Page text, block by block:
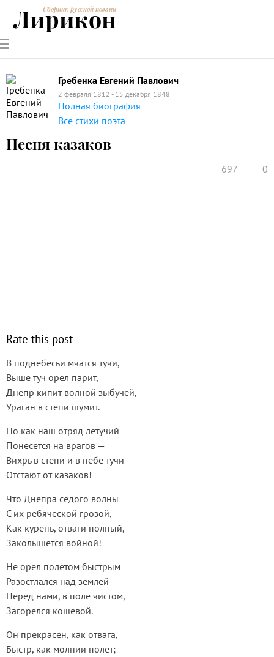
РУССКИЕ
ПОЭТЫ
СОВРЕМЕННИКИЭНЦИКЛОПЕДИЯ
ПОЭЗИИ
Сборник русской поэзии
Лирикон
Гребенка Евгений Павлович
2 февраля 1812 - 15 декабря 1848
Полная биография
Все стихи поэта
Песня казаков
697 0
Rate this post
В поднебесьи мчатся тучи,
Выше туч орел парит,
Днепр кипит волной зыбучей,
Ураган в степи шумит.
Но как наш отряд летучий
Понесется на врагов —
Вихрь в степи и в небе тучи
Отстают от казаков!
Что Днепра седого волны
С их ребяческой грозой,
Как курень, отваги полный,
Заколышется войной!
Не орел полетом быстрым
Разостлался над землей —
Перед нами, в поле чистом,
Загорелся кошевой.
Он прекрасен, как отвага,
Быстр, как молнии полет;